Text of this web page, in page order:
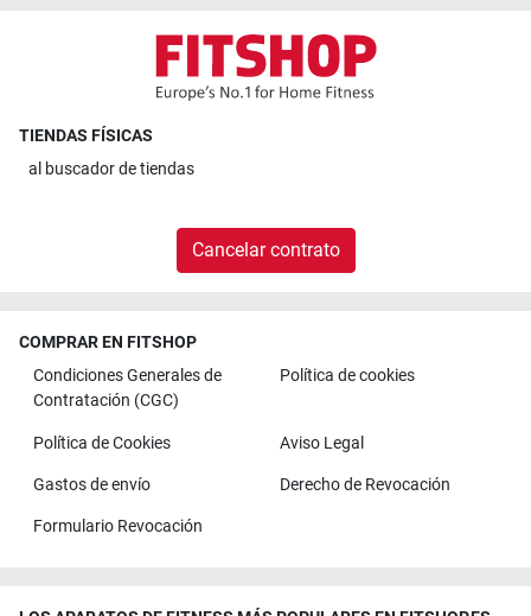
TIENDAS FÍSICAS
al buscador de tiendas
Cancelar contrato
COMPRAR EN FITSHOP
Condiciones Generales de
Contratación (CGC)
Política de cookies
Política de Cookies Aviso Legal
Gastos de envío Derecho de Revocación
Formulario Revocación